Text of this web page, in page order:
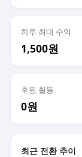
하루 최대 수익
1,500원
후원 활동
0원
최근 전환 추이